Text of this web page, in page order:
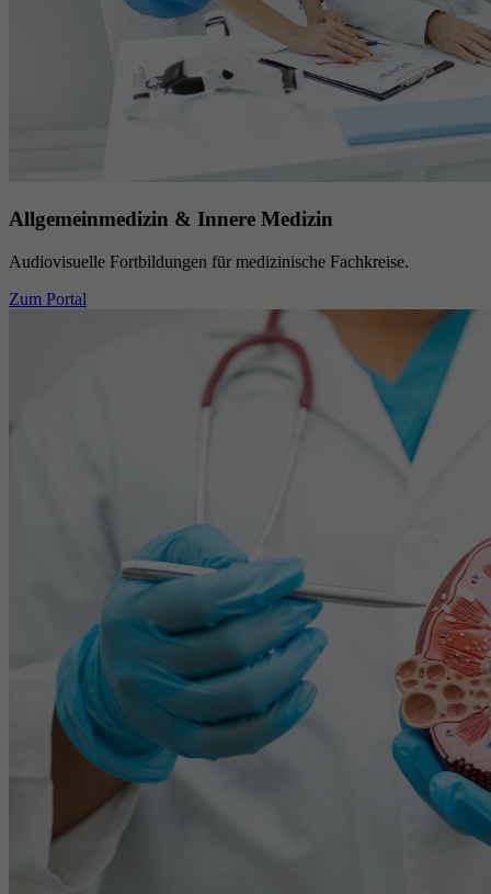
Allgemeinmedizin & Innere Medizin
Audiovisuelle Fortbildungen für medizinische Fachkreise.
Zum Portal